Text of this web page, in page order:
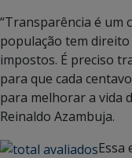
“Transparência é um
população tem
impostos. É preciso
para que cada
para melhorar a vida
Reinaldo Azambuja.
Essa